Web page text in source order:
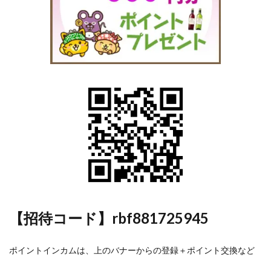
プ・
プレ
トし
【招待コード】rbf881725945
ポイントインカムは、上のバナーからの登録＋ポイント交換など